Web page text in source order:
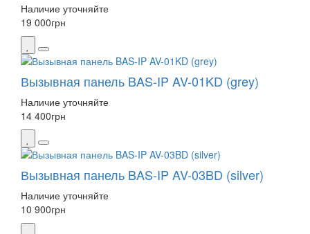
Наличие уточняйте
19 000грн
Вызывная панель BAS-IP AV-01KD (grey)
Наличие уточняйте
14 400грн
Вызывная панель BAS-IP AV-03BD (silver)
Наличие уточняйте
10 900грн